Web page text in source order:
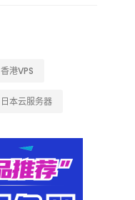
香港VPS
日本云服务器